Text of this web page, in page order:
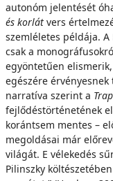
autonóm jelentését
és korlát vers
szemléletes példája.
csak a
egyöntetűen
egészére
narratíva szerint a
fejlődéstörténetének
korántsem mentes –
megoldásai már
világát. E vélekedés
Pilinszky